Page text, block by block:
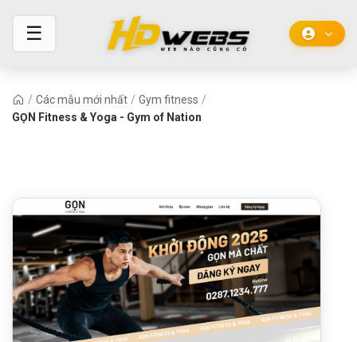
☰
/ Các mẫu mới nhất / Gym fitness /
GỌN Fitness & Yoga - Gym of Nation